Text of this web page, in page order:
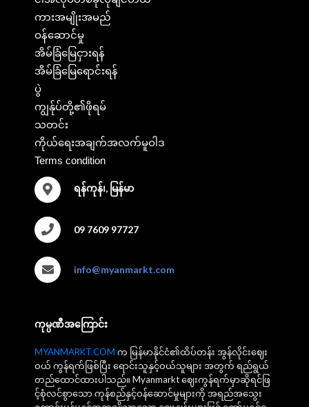
ကားအမျိုးအမည်
ဝန်ဆောင်မှု
အိမ်ခြံမြေငှားရန်
အိမ်ခြံမြေရောင်းရန်
ပွဲ
ကျွန်ုပ်တို့၏ဖိုရမ်
သတင်း
ကိုယ်ရေးအချက်အလက်မူဝါဒ
Terms condition
ရန်ကုန်၊, မြန်မာ
09 7609 97727
info@myanmarkt.com
ကုမ္ပဏီအကြောင်း
MYANMARKT.COM က မြန်မာနိုင်ငံ၏ထိပ်တန်း အွန်လိုင်းဈေး
ဝယ် ကွန်ရက်ဖြစ်ပြီး ရောင်းသူနှင့်ဝယ်သူများ အတွက် ရည်ရွယ်
တည်ထောင်ထားပါသည်။ Myanmarkt ဈေးကွန်ရက်မှာဆိုရင်ဖြ
င့်စုံလင်စွာသော ကုန်စည်နှင့်ဝန်ဆောင်မှုများကို အရည်အသွေး